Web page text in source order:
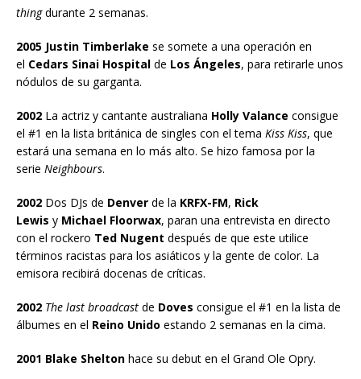
thingdurante 2 semanas.
2005 Justin Timberlake se somete a una operación en
el Cedars Sinai Hospital de Los Ángeles, para retirarle unos
nódulos de su garganta.
2002 La actriz y cantante australiana Holly Valance consigue
el #1 en la lista británica de singles con el tema Kiss Kiss, que
estará una semana en lo más alto. Se hizo famosa por la
serie Neighbours.
2002 Dos DJs de Denver de la KRFX-FM, Rick
Lewis y Michael Floorwax, paran una entrevista en directo
con el rockero Ted Nugent después de que este utilice
términos racistas para los asiáticos y la gente de color. La
emisora recibirá docenas de críticas.
2002 The last broadcast de Doves consigue el #1 en la lista de
álbumes en el Reino Unido estando 2 semanas en la cima.
2001 Blake Shelton hace su debut en el Grand Ole Opry.